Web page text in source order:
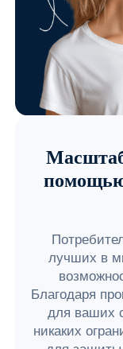
лучших в
Благодаря
для ваших
никаких